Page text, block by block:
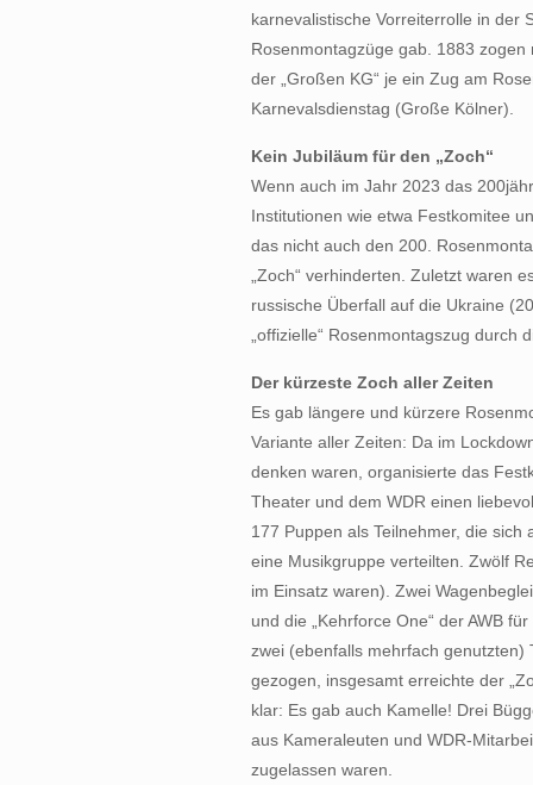
karnevalistische Vorreiterrolle in der
Rosenmontagzüge gab. 1883 zogen
der „Großen KG“ je ein Zug am
Karnevalsdienstag (Große Kölner).
Kein Jubiläum für den „Zoch“
Wenn auch im Jahr 2023 das
Institutionen wie etwa Festkomitee
das nicht auch den 200.
„Zoch“ verhinderten. Zuletzt waren
russische Überfall auf die Ukraine
„offizielle“ Rosenmontagszug durch
Der kürzeste Zoch aller Zeiten
Es gab längere und kürzere
Variante aller Zeiten: Da im
denken waren, organisierte das
Theater und dem WDR einen
177 Puppen als Teilnehmer, die
eine Musikgruppe verteilten. Zwölf
im Einsatz waren). Zwei
und die „Kehrforce One“ der AWB
zwei (ebenfalls mehrfach
gezogen, insgesamt erreichte der
klar: Es gab auch Kamelle! Drei
aus Kameraleuten und WDR-
zugelassen waren.